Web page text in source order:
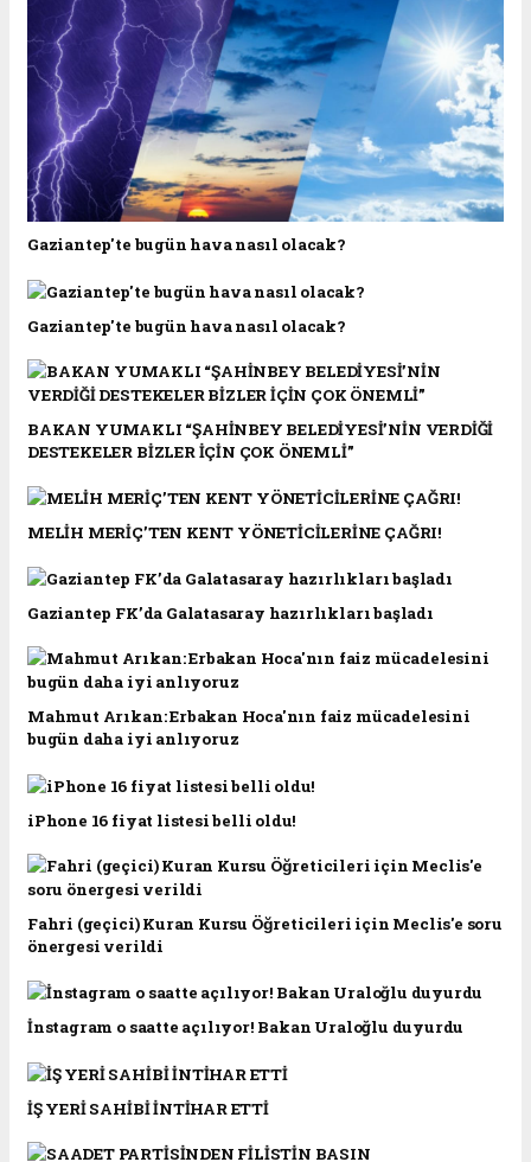
Gaziantep'te bugün hava nasıl olacak?
Gaziantep'te bugün hava nasıl olacak?
BAKAN YUMAKLI “ŞAHİNBEY BELEDİYESİ’NİN VERDİĞİ
DESTEKELER BİZLER İÇİN ÇOK ÖNEMLİ”
MELİH MERİÇ’TEN KENT YÖNETİCİLERİNE ÇAĞRI!
Gaziantep FK’da Galatasaray hazırlıkları başladı
Mahmut Arıkan: Erbakan Hoca'nın faiz mücadelesini
bugün daha iyi anlıyoruz
iPhone 16 fiyat listesi belli oldu!
Fahri (geçici) Kuran Kursu Öğreticileri için Meclis'e soru
önergesi verildi
İnstagram o saatte açılıyor! Bakan Uraloğlu duyurdu
İŞ YERİ SAHİBİ İNTİHAR ETTİ